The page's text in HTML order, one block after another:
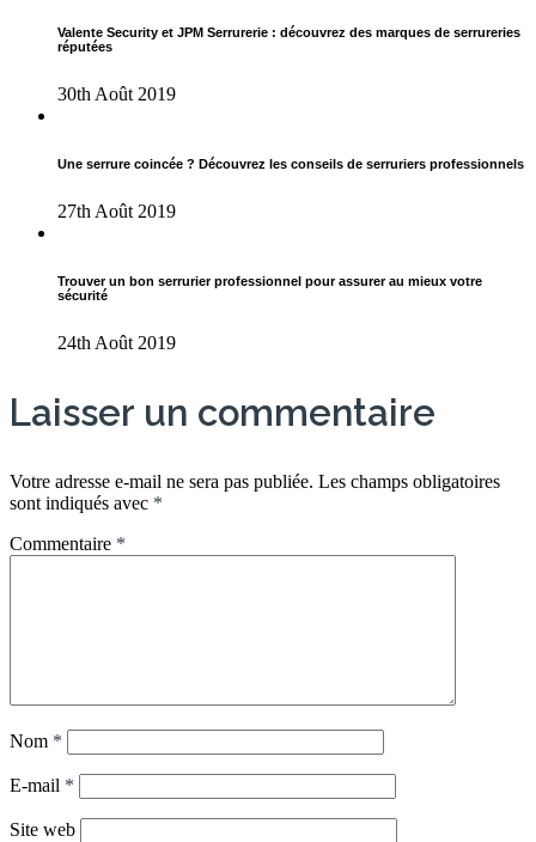
Valente Security et JPM Serrurerie : découvrez des marques de serrureries
réputées
30th Août 2019
Une serrure coincée ? Découvrez les conseils de serruriers professionnels
27th Août 2019
Trouver un bon serrurier professionnel pour assurer au mieux votre
sécurité
24th Août 2019
Laisser un commentaire
Votre adresse e-mail ne sera pas publiée. Les champs obligatoires
sont indiqués avec *
Commentaire *
Nom *
E-mail *
Site web